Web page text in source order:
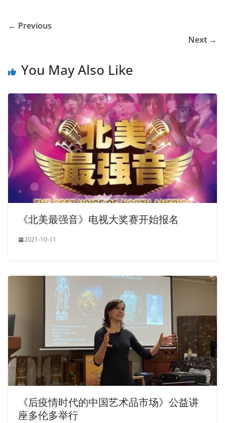
← Previous
Next →
You May Also Like
《北美最强音》电视大奖赛开始报名
2021-10-11
《后疫情时代的中国艺术品市场》公益讲
座多伦多举行